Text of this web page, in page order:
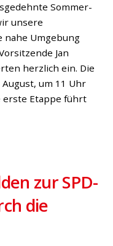
Sommer-
unsere
nahe Umgebung
Jan
herzlich ein. Die
um 11 Uhr
erste Etappe führt
zur SPD-
die